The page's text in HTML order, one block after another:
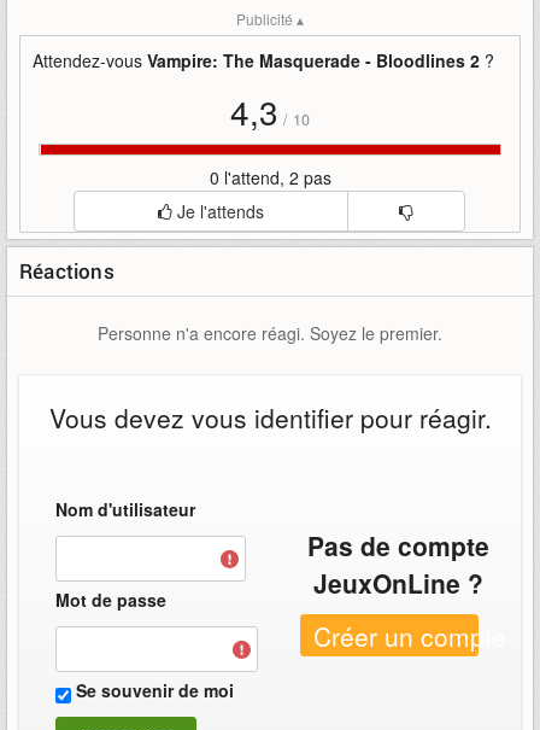
Publicité ▴
Attendez-vous Vampire: The Masquerade - Bloodlines 2 ?
4,3 / 10
0 l'attend, 2 pas
Je l'attends
Réactions
Personne n'a encore réagi. Soyez le premier.
Vous devez vous identifier pour réagir.
Nom d'utilisateur
Mot de passe
Se souvenir de moi
Pas de compte
JeuxOnLine ?
Créer un compte